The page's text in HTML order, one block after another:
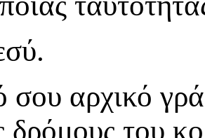
σoυ αρχικό
δρόμoυς τoυ